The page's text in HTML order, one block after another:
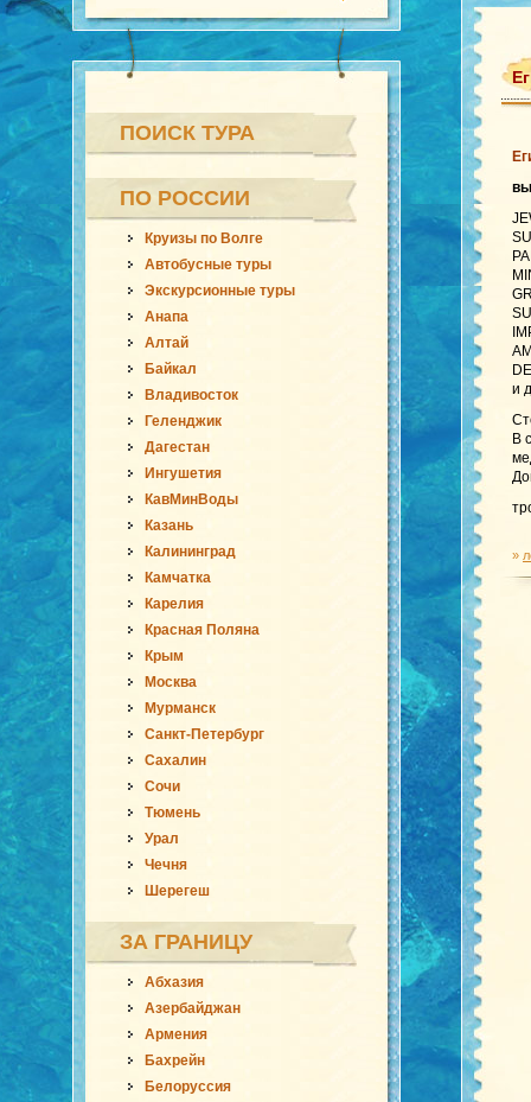
ПОИСК ТУРА
ПО РОССИИ
Круизы по Волге
Автобусные туры
Экскурсионные туры
Анапа
Алтай
Байкал
Владивосток
Геленджик
Дагестан
Ингушетия
КавМинВоды
Казань
Калининград
Камчатка
Карелия
Красная Поляна
Крым
Москва
Мурманск
Санкт-Петербург
Сахалин
Сочи
Тюмень
Урал
Чечня
Шерегеш
ЗА ГРАНИЦУ
Абхазия
Азербайджан
Армения
Бахрейн
Белоруссия
и
В
»